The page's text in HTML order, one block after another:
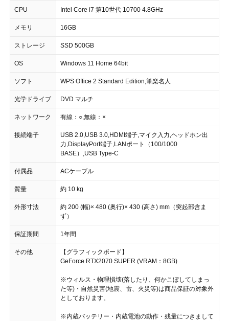
CPU Intel Core i7 第10世代 10700 4.8GHz
メモリ 16GB
ストレージ SSD 500GB
OS Windows 11 Home 64bit
ソフト WPS Office 2 Standard Edition,筆楽名人
光学ドライブ DVD マルチ
ネットワーク 有線：○,無線：×
接続端子
USB 2.0,USB 3.0,HDMI端子,マイク入力,ヘッドホン出
力,DisplayPort端子,LANポート（100/1000
BASE）,USB Type-C
付属品 ACケーブル
質量 約 10 kg
外形寸法
約 200 (幅)× 480 (奥行)× 430 (高さ) mm（突起部含ま
ず）
保証期間 1年間
その他
【グラフィックボード】
GeForce RTX2070 SUPER (VRAM：8GB)
※ウィルス・物理損壊(落したり、何かこぼしてしまっ
た等)・自然災害(地震、雷、火災等)は商品保証の対象外
としております。
※内蔵バッテリー・内蔵電池の動作・残量につきまして